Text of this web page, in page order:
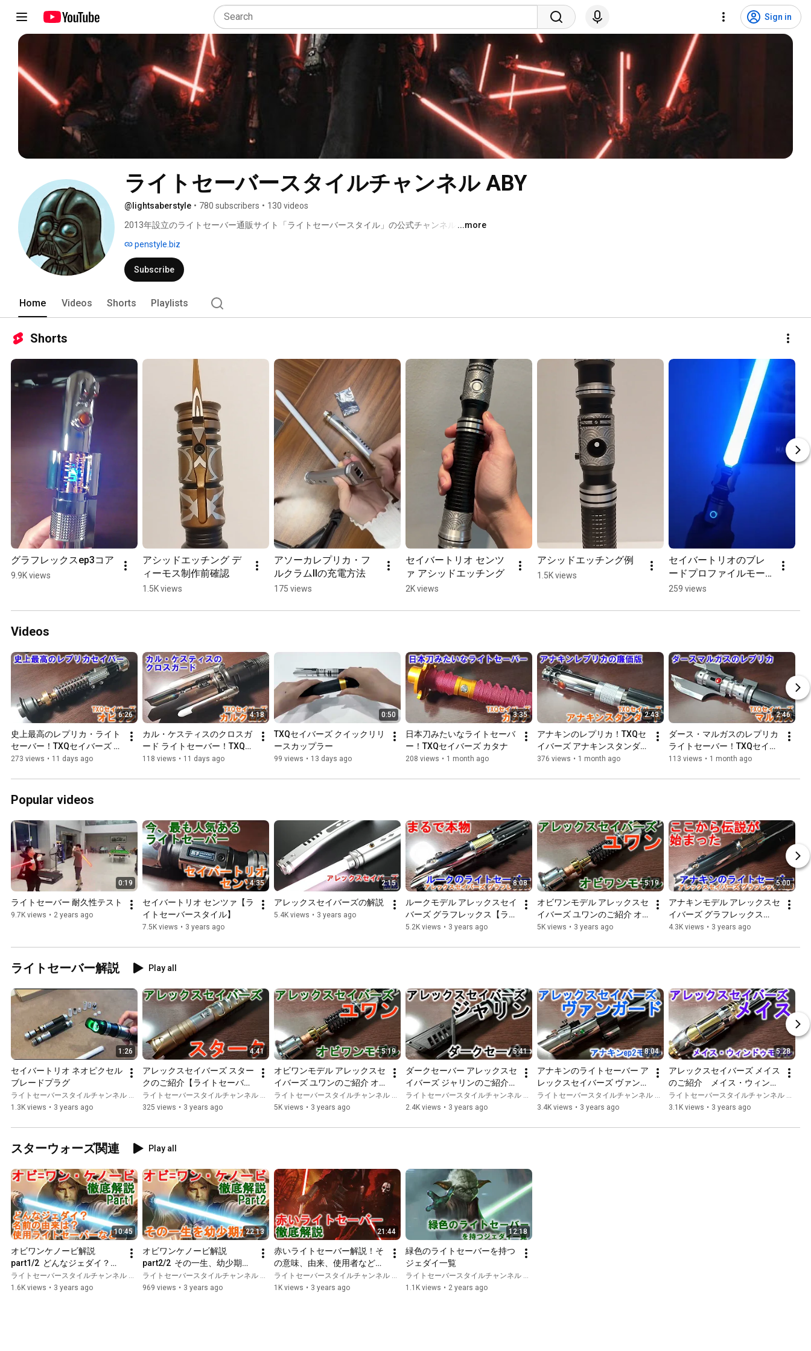
Sign in
ライトセーバースタイルチャンネル ABY
@lightsaberstyle • 780 subscribers • 130 videos
2013年設立のライトセーバー通販サイト「ライトセーバースタイル」の公式チャンネルです。
...more
penstyle.biz
Subscribe
Home Videos Shorts Playlists
Shorts
グラフレックスep3コア
9.9K views
アシッドエッチング デ
ィーモス制作前確認
1.5K views
アソーカレプリカ・フ
ルクラムIIの充電方法
175 views
セイバートリオ センツ
ァ アシッドエッチング
2K views
アシッドエッチング例
1.5K views
セイバートリオのブレ
ードプロファイルモー
ド
259 views
Videos
6:26
史上最高のレプリカ・ライト
セーバー！TXQセイバーズ オ
ビワン
273 views • 11 days ago
4:18
カル・ケスティスのクロスガ
ード ライトセーバー！TXQセ
イバーズ カルクロス
118 views • 11 days ago
0:50
TXQセイバーズ クイックリリ
ースカップラー
99 views • 13 days ago
3:35
日本刀みたいなライトセーバ
ー！TXQセイバーズ カタナ
208 views • 1 month ago
2:43
アナキンのレプリカ！TXQセ
イバーズ アナキンスタンダー
ド
376 views • 1 month ago
2:46
ダース・マルガスのレプリカ
ライトセーバー！TXQセイバ
ーズ マルガス
113 views • 1 month ago
Popular videos
0:19
ライトセーバー 耐久性テスト
9.7K views • 2 years ago
4:35
セイバートリオ センツァ【ラ
イトセーバースタイル】
7.5K views • 3 years ago
2:15
アレックスセイバーズの解説
5.4K views • 3 years ago
8:08
ルークモデル アレックスセイ
バーズ グラフレックス【ライ
トセーバースタイル】
5.2K views • 3 years ago
5:19
オビワンモデル アレックスセ
イバーズ ユワンのご紹介 オ
ビ=ワン・ケノービのライト
ーバースタイル】
5K views • 3 years ago
5:00
アナキンモデル アレックスセ
イバーズ グラフレックス
ep3【ライトセーバースタイ
4.3K views • 3 years ago
ライトセーバー解説 Play all
1:26
セイバートリオ ネオピクセル
ブレードプラグ
ライトセーバースタイルチャンネル ABY
1.3K views • 3 years ago
4:41
アレックスセイバーズ スター
クのご紹介【ライトセーバー
スタイル】
ライトセーバースタイルチャンネル ABY
325 views • 3 years ago
5:19
オビワンモデル アレックスセ
イバーズ ユワンのご紹介 オ
ビ=ワン・ケノービのライト
セーバーレプリカ【ライトセ
ライトセーバースタイルチャンネル ABY
5K views • 3 years ago
5:41
ダークセーバー アレックスセ
イバーズ ジャリンのご紹介
マンダロリアンのライトセー
バーレプリカ【ライトセーバ
ライトセーバースタイルチャンネル ABY
2.4K views • 3 years ago
8:04
アナキンのライトセーバー ア
レックスセイバーズ ヴァンガ
ードのご紹介　エピソード２
のライトセーバーレプリカ
ライトセーバースタイルチャンネル ABY
3.4K views • 3 years ago
5:28
アレックスセイバーズ メイス
のご紹介　メイス・ウィンド
ゥのライトセーバーレプリカ
【ライトセーバースタイル】
ライトセーバースタイルチャンネル ABY
3.1K views • 3 years ago
スターウォーズ関連 Play all
10:45
オビワンケノービ解説
part1/2  どんなジェダイ？名
前の由来は？使用ライトセー
バーなど【ライトセーバース
ライトセーバースタイルチャンネル ABY
1.6K views • 3 years ago
22:13
オビワンケノービ解説
part2/2  その一生、幼少期か
ら【ライトセーバースタイ
ル】
ライトセーバースタイルチャンネル ABY
969 views • 3 years ago
21:44
赤いライトセーバー解説！そ
の意味、由来、使用者など
【ライトセーバースタイル】
ライトセーバースタイルチャンネル ABY
1K views • 3 years ago
12:18
緑色のライトセーバーを持つ
ジェダイ一覧
ライトセーバースタイルチャンネル ABY
1.1K views • 2 years ago